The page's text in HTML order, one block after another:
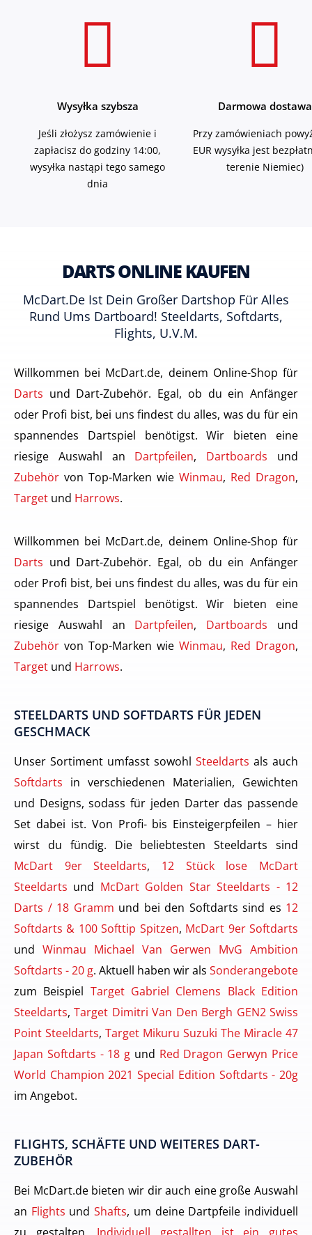
Wysyłka szybsza
Jeśli złożysz zamówienie i
zapłacisz do godziny 14:00,
wysyłka nastąpi tego samego
dnia
Darmowa dostawa
Przy zamówieniach
EUR wysyłka jest
terenie Niemiec)
DARTS ONLINE KAUFEN
McDart.de Ist Dein Großer Dartshop Für Alles
Rund Ums Dartboard! Steeldarts, Softdarts,
Flights, U.v.m.
Willkommen bei McDart.de, deinem Online-Shop für
Darts und Dart-Zubehör. Egal, ob du ein Anfänger
oder Profi bist, bei uns findest du alles, was du für ein
spannendes Dartspiel benötigst. Wir bieten eine
riesige Auswahl an Dartpfeilen, Dartboards und
Zubehör von Top-Marken wie Winmau, Red Dragon,
Target und Harrows.
Willkommen bei McDart.de, deinem Online-Shop für
Darts und Dart-Zubehör. Egal, ob du ein Anfänger
oder Profi bist, bei uns findest du alles, was du für ein
spannendes Dartspiel benötigst. Wir bieten eine
riesige Auswahl an Dartpfeilen, Dartboards und
Zubehör von Top-Marken wie Winmau, Red Dragon,
Target und Harrows.
STEELDARTS UND SOFTDARTS FÜR JEDEN
GESCHMACK
Unser Sortiment umfasst sowohl Steeldarts als auch
Softdarts in verschiedenen Materialien, Gewichten
und Designs, sodass für jeden Darter das passende
Set dabei ist. Von Profi- bis Einsteigerpfeilen – hier
wirst du fündig. Die beliebtesten Steeldarts sind
McDart 9er Steeldarts, 12 Stück lose McDart
Steeldarts und McDart Golden Star Steeldarts - 12
Darts / 18 Gramm und bei den Softdarts sind es 12
Softdarts & 100 Softtip Spitzen, McDart 9er Softdarts
und Winmau Michael Van Gerwen MvG Ambition
Softdarts - 20 g. Aktuell haben wir als Sonderangebote
zum Beispiel Target Gabriel Clemens Black Edition
Steeldarts,Target Dimitri Van Den Bergh GEN2 Swiss
Point Steeldarts, Target Mikuru Suzuki The Miracle 47
Japan Softdarts - 18 g und Red Dragon Gerwyn Price
World Champion 2021 Special Edition Softdarts - 20g
im Angebot.
FLIGHTS, SCHÄFTE UND WEITERES DART-
ZUBEHÖR
Bei McDart.de bieten wir dir auch eine große Auswahl
an Flights undShafts, um deine Dartpfeile individuell
zu gestalten. Individuell gestallten ist ein gutes